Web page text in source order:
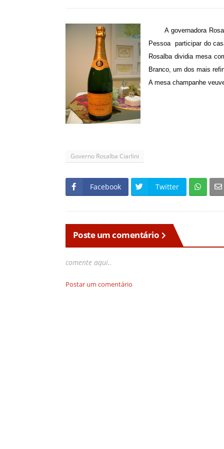
A governadora
Pessoa participar do
Rosalba dividia mesa
Branco, um dos mais
A mesa champanhe
Governo Rosalba Ciarlini
Facebook Twitter
Poste um comentário
comente aqui..
Postar um comentário